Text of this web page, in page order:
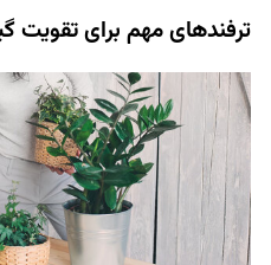
ترفندهای مهم برای تقویت